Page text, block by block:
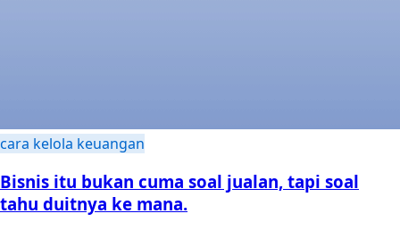
cara kelola keuangan
Bisnis itu bukan cuma soal jualan, tapi soal
tahu duitnya ke mana.